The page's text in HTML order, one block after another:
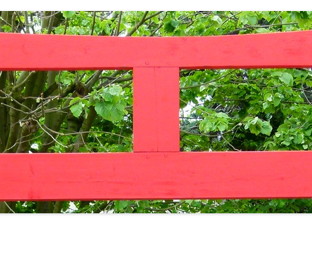
LE HÉROS
LES
LES ÉDITEURS
LES COLLECTIONS